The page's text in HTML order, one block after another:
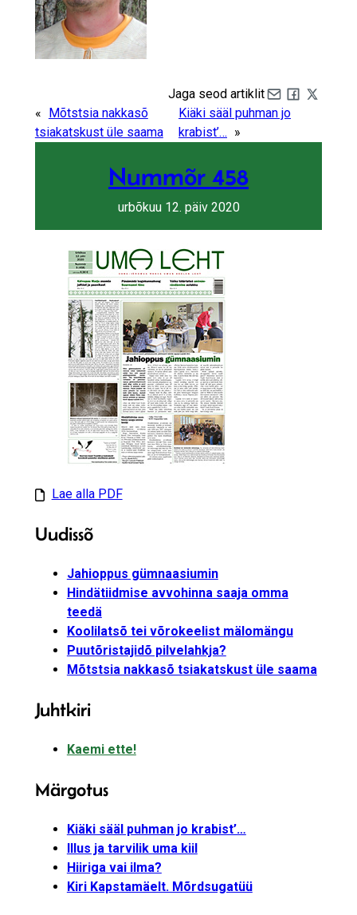
Jaga seod artiklit
Share by e-mail
Share on
« Mõtstsia nakkasõ
tsiakatskust üle saama
Kiäki sääl puhman jo
krabist’… »
Nummõr 458
urbõkuu 12. päiv 2020
Lae alla PDF
Uudissõ
Jahioppus gümnaasiumin
Hindätiidmise avvohinna saaja omma
teedä
Koolilatsõ tei võrokeelist mälomängu
Puutõristajidõ pilvelahkja?
Mõtstsia nakkasõ tsiakatskust üle saama
Juhtkiri
Kaemi ette!
Märgotus
Kiäki sääl puhman jo krabist’…
Illus ja tarvilik uma kiil
Hiiriga vai ilma?
Kiri Kapstamäelt. Mõrdsugatüü